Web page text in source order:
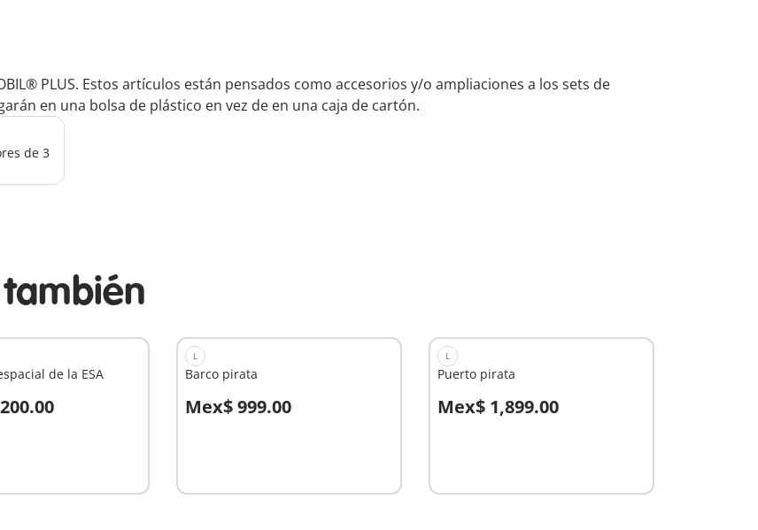
PLUS. Estos artículos están pensados como accesorios y/o ampliaciones a los sets de
en una bolsa de plástico en vez de en una caja de cartón.
de 3
de la ESA
L
Barco pirata
Mex$ 999.00
A la cesta
L
Puerto pirata
Mex$ 1,899.00
A la cesta